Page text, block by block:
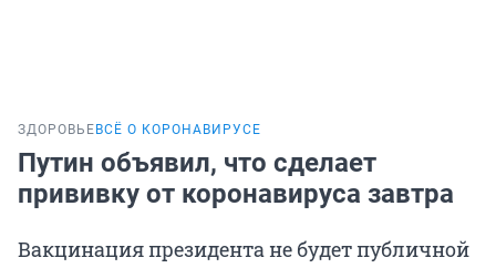
ЗДОРОВЬЕ ВСЁ О КОРОНАВИРУСЕ
Путин объявил, что сделает
прививку от коронавируса завтра
Вакцинация президента не будет публичной